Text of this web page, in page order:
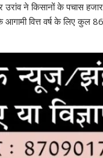
उरांव ने किसानों के पचास
आगामी वित्त वर्ष के लिए